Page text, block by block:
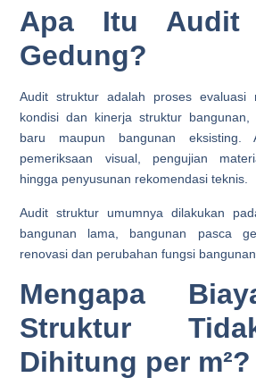
Apa Itu Audit
Gedung?
Audit struktur adalah proses evaluasi
kondisi dan kinerja struktur
baru maupun bangunan eksisting.
pemeriksaan visual, pengujian
hingga penyusunan rekomendasi teknis.
Audit struktur umumnya dilakukan
bangunan lama, bangunan pasca
renovasi dan perubahan fungsi bangunan.
Mengapa
Struktur
Dihitung per m²?